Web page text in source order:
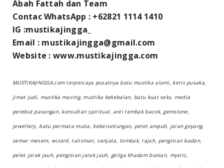
Abah Fattah dan Team
Contac WhatsApp : +62821 1114 1410
IG :mustikajingga_
Email : mustikajingga@gmail.com
Website : www.mustikajingga.com
MUSTIKAJINGGA.com terpercaya pusatnya batu mustika alami, keris pusaka,
jimat judi, mustika macing, mustika kekebalan, batu kuat seks, media
perebut pasangan, konsultan spiritual, anti tembak bacok, gemstone,
jewellery, batu permata mulia, keberuntungan, pelet ampuh, jaran goyang,
semar mesem, wizard, talisman, senjata, tombak, rajah, pengisian badan,
pelet jarak jauh, pengisian jarak jauh, geliga khadam bunian, mystic,